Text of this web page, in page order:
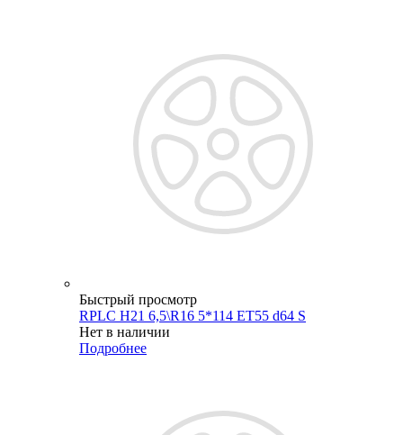
Быстрый просмотр
RPLC H21 6,5\R16 5*114 ET55 d64 S
Нет в наличии
Подробнее